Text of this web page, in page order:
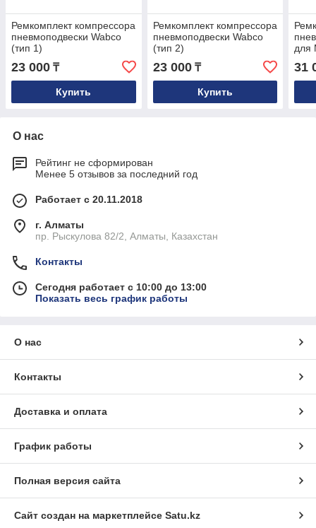
Ремкомплект компрессора
пневмоподвески Wabco
(тип 1)
23 000 ₸
Купить
Ремкомплект компрессора
пневмоподвески Wabco
(тип 2)
23 000₸
Купить
для
31
О нас
Рейтинг не сформирован
Менее 5 отзывов за последний год
Работает с 20.11.2018
г. Алматы
пр. Рыскулова 82/2, Алматы, Казахстан
Контакты
Сегодня работает с 10:00 до 13:00
Показать весь график работы
О нас
Контакты
Доставка и оплата
График работы
Полная версия сайта
Сайт создан на маркетплейсе Satu.kz